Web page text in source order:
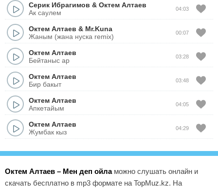
Серик Ибрагимов & Октем Алтаев
Ак саулем
04:03
Октем Алтаев & Mr.Kuna
Жаным (жана нуска remix)
00:07
Октем Алтаев
Бейтаныс ар
03:28
Октем Алтаев
Бир бакыт
03:48
Октем Алтаев
Апкетайым
04:05
Октем Алтаев
Жумбак кыз
04:29
Октем Алтаев – Мен деп ойламожно слушать онлайн и
скачать бесплатно в mp3 формате на TopMuz.kz. На